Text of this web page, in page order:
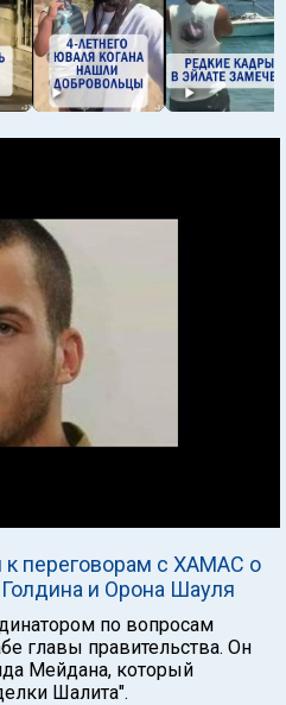
к переговорам с ХАМАС о
и Орона Шауля
по вопросам
главы правительства. Он
Мейдана, который
Шалита".